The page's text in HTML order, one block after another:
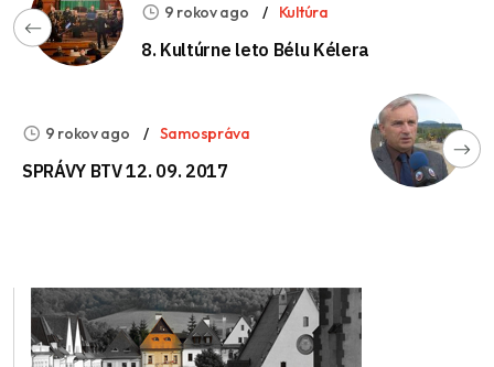
9 rokov ago Kultúra
8. Kultúrne leto Bélu Kélera
9 rokov ago Samospráva
SPRÁVY BTV 12. 09. 2017